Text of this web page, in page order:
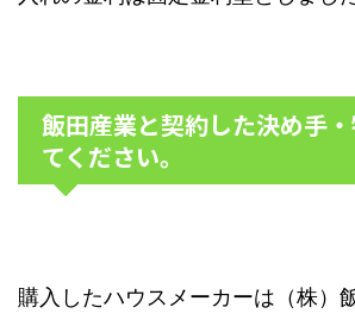
飯田産業と契約した決め手
てください。
購入したハウスメーカーは（株）